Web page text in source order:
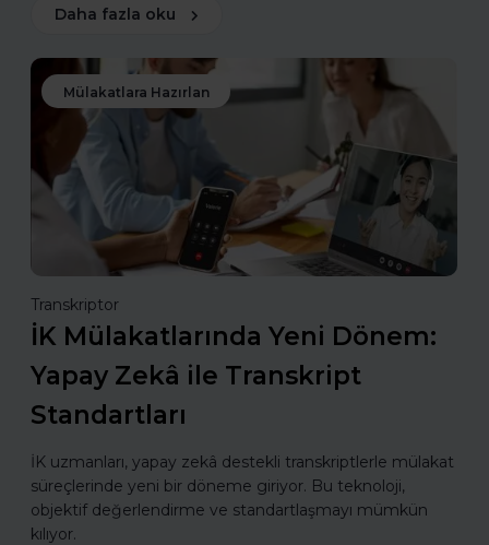
Daha fazla oku
Mülakatlara Hazırlan
Transkriptor
İK Mülakatlarında Yeni Dönem:
Yapay Zekâ ile Transkript
Standartları
İK uzmanları, yapay zekâ destekli transkriptlerle mülakat
süreçlerinde yeni bir döneme giriyor. Bu teknoloji,
objektif değerlendirme ve standartlaşmayı mümkün
kılıyor.